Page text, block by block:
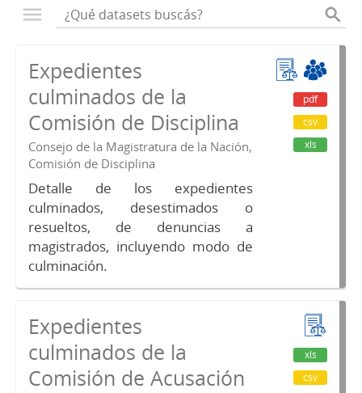
Expedientes
culminados de la
Comisión de Disciplina
Consejo de la Magistratura de la Nación,
Comisión de Disciplina
Detalle de los expedientes
culminados, desestimados o
resueltos, de denuncias a
magistrados, incluyendo modo de
culminación.
pdf
csv
xls
Expedientes
culminados de la
Comisión de Acusación
xls
csv